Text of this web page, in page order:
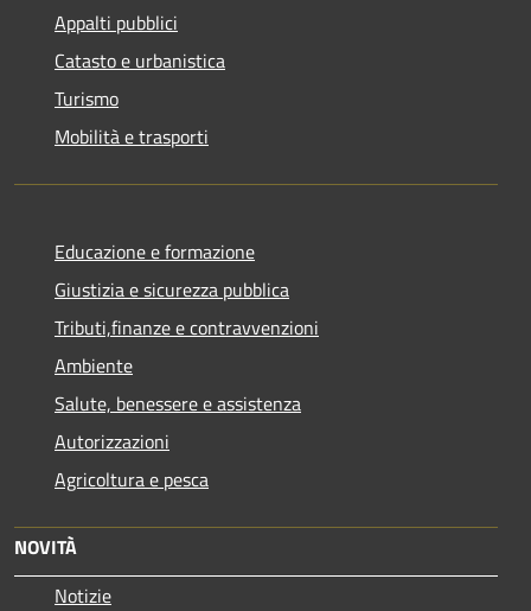
Appalti pubblici
Catasto e urbanistica
Turismo
Mobilità e trasporti
Educazione e formazione
Giustizia e sicurezza pubblica
Tributi,finanze e contravvenzioni
Ambiente
Salute, benessere e assistenza
Autorizzazioni
Agricoltura e pesca
NOVITÀ
Notizie